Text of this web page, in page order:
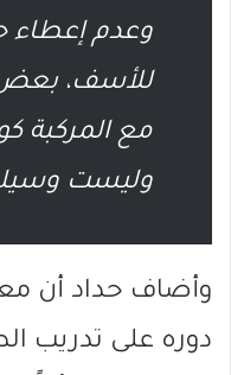
وعدم إعطاء
للأسف،
مع المركبة
وليست
وأضاف حداد أن
دوره على تدريب